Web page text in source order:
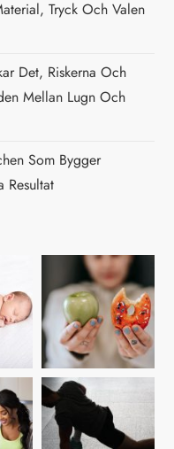
Tryck Och Valen
Det, Riskerna Och
Mellan Lugn Och
Som Bygger
Resultat